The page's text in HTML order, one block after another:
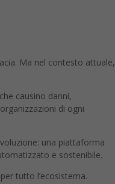
Ma nel contesto attuale,
causino danni,
di ogni
una piattaforma
e sostenibile.
tutto l’ecosistema.